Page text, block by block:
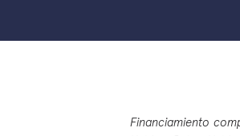
Financiamiento